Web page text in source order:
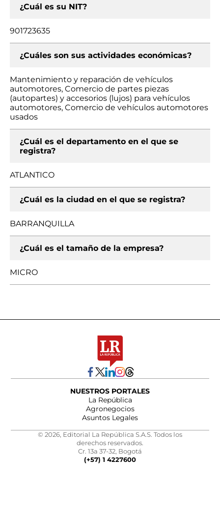
¿Cuál es su NIT?
901723635
¿Cuáles son sus actividades económicas?
Mantenimiento y reparación de vehículos
automotores, Comercio de partes piezas
(autopartes) y accesorios (lujos) para vehículos
automotores, Comercio de vehículos automotores
usados
¿Cuál es el departamento en el que se
registra?
ATLANTICO
¿Cuál es la ciudad en el que se registra?
BARRANQUILLA
¿Cuál es el tamaño de la empresa?
MICRO
NUESTROS PORTALES
La República
Agronegocios
Asuntos Legales
© 2026, Editorial La República S.A.S. Todos los
derechos reservados.
Cr. 13a 37-32, Bogotá
(+57) 1 4227600